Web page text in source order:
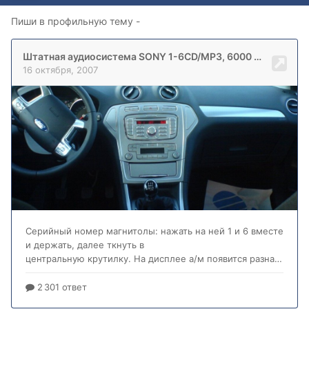
Пиши в профильную тему -